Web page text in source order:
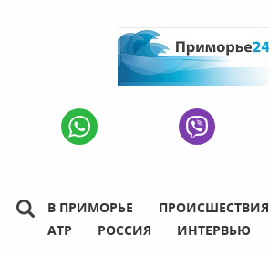
В ПРИМОРЬЕ ПРОИСШЕСТВИЯ
АТР
РОССИЯ ИНТЕРВЬЮ